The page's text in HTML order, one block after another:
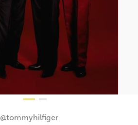
@tommyhilfiger